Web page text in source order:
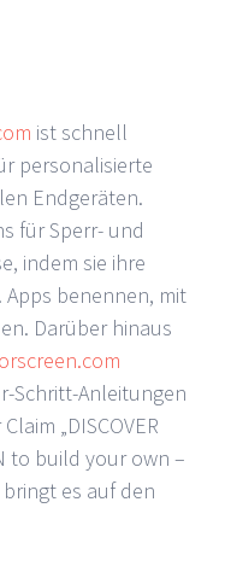
ist schnell
personalisierte
Endgeräten.
für Sperr- und
indem sie ihre
benennen, mit
Darüber hinaus
Schritt-Anleitungen
„DISCOVER
to build your own –
bringt es auf den